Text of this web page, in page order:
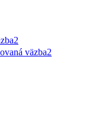
2
väzba2